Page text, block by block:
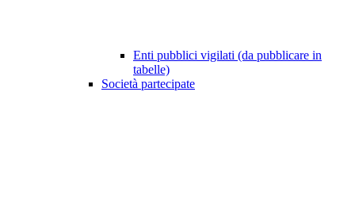
Enti pubblici vigilati (da pubblicare in
tabelle)
Società partecipate